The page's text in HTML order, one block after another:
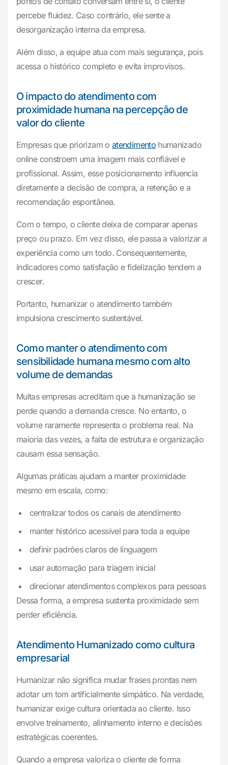
percebe fluidez. Caso contrário, ele sente a
desorganização interna da empresa.
Além disso, a equipe atua com mais segurança, pois
acessa o histórico completo e evita improvisos.
O impacto do atendimento com
proximidade humana na percepção de
valor do cliente
Empresas que priorizam o atendimentohumanizado
online constroem uma imagem mais confiável e
profissional. Assim, esse posicionamento influencia
diretamente a decisão de compra, a retenção e a
recomendação espontânea.
Com o tempo, o cliente deixa de comparar apenas
preço ou prazo. Em vez disso, ele passa a valorizar a
experiência como um todo. Consequentemente,
indicadores como satisfação e fidelização tendem a
crescer.
Portanto, humanizar o atendimento também
impulsiona crescimento sustentável.
Como manter o atendimento com
sensibilidade humana mesmo com alto
volume de demandas
Muitas empresas acreditam que a humanização se
perde quando a demanda cresce. No entanto, o
volume raramente representa o problema real. Na
maioria das vezes, a falta de estrutura e organização
causam essa sensação.
Algumas práticas ajudam a manter proximidade
mesmo em escala, como:
centralizar todos os canais de atendimento
manter histórico acessível para toda a equipe
definir padrões claros de linguagem
usar automação para triagem inicial
direcionar atendimentos complexos para pessoas
Dessa forma, a empresa sustenta proximidade sem
perder eficiência.
Atendimento Humanizado como cultura
empresarial
Humanizar não significa mudar frases prontas nem
adotar um tom artificialmente simpático. Na verdade,
humanizar exige cultura orientada ao cliente. Isso
envolve treinamento, alinhamento interno e decisões
estratégicas coerentes.
Quando a empresa valoriza o cliente de forma